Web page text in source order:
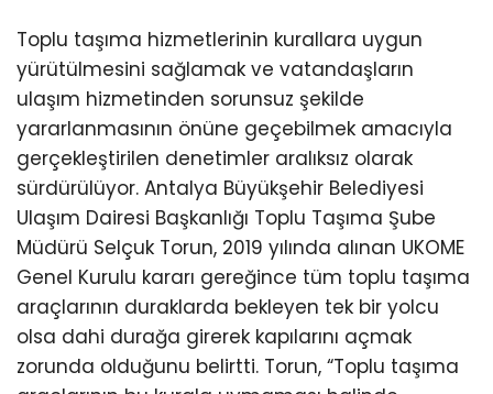
Toplu taşıma hizmetlerinin kurallara uygun
yürütülmesini sağlamak ve vatandaşların
ulaşım hizmetinden sorunsuz şekilde
yararlanmasının önüne geçebilmek amacıyla
gerçekleştirilen denetimler aralıksız olarak
sürdürülüyor. Antalya Büyükşehir Belediyesi
Ulaşım Dairesi Başkanlığı Toplu Taşıma Şube
Müdürü Selçuk Torun, 2019 yılında alınan UKOME
Genel Kurulu kararı gereğince tüm toplu taşıma
araçlarının duraklarda bekleyen tek bir yolcu
olsa dahi durağa girerek kapılarını açmak
zorunda olduğunu belirtti. Torun, “Toplu taşıma